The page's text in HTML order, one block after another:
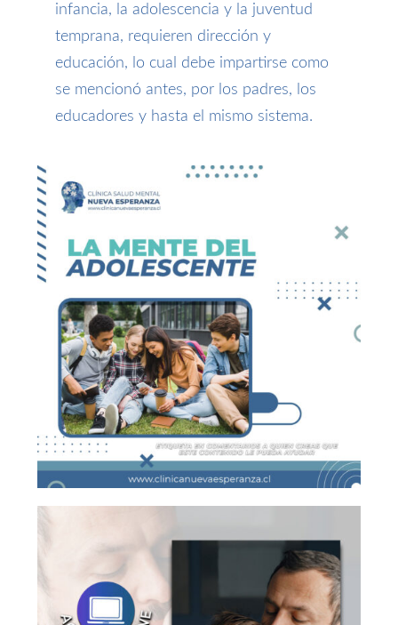
infancia, la adolescenciay la juventud
temprana, requieren dirección y
educación,
o cual debe impartirse como
se mencionó antes, por los padres,
los
educadores y hasta el mismo sistema.